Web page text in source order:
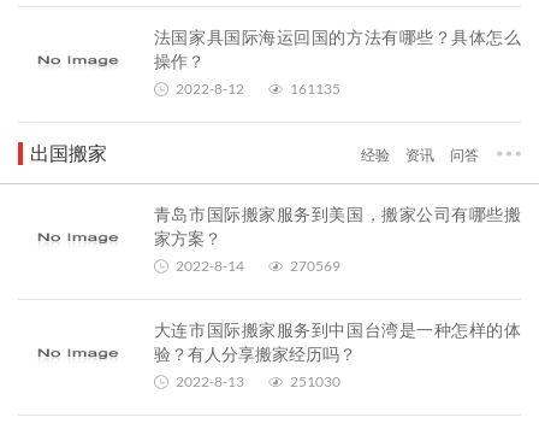
法国家具国际海运回国的方法有哪些？具体怎么
操作？
2022-8-12 161135
出国搬家 经验 资讯 问答
青岛市国际搬家服务到美国，搬家公司有哪些搬
家方案？
2022-8-14 270569
大连市国际搬家服务到中国台湾是一种怎样的体
验？有人分享搬家经历吗？
2022-8-13 251030